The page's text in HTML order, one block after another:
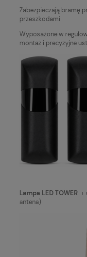
Zabezpieczają bramę
przeszkodami
Wyposażone w
montaż i precyzyjne
Lampa LED TOWER +
antena)